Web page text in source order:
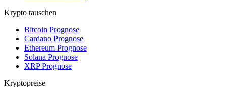
Krypto tauschen
Bitcoin Prognose
Cardano Prognose
Ethereum Prognose
Solana Prognose
XRP Prognose
Kryptopreise